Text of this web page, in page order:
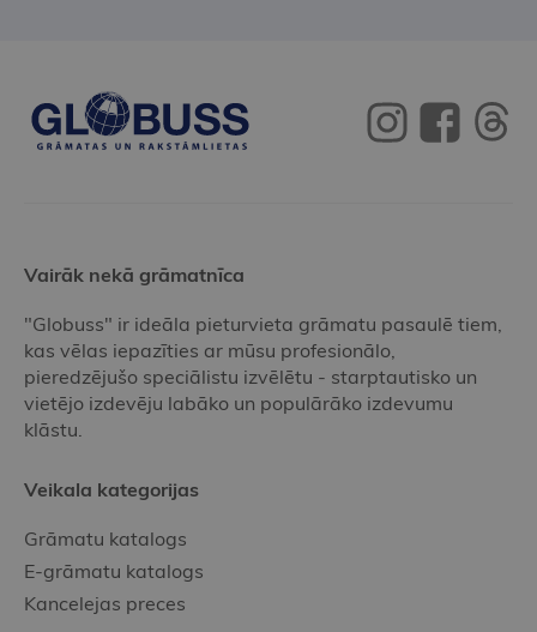
Vairāk nekā grāmatnīca
"Globuss" ir ideāla pieturvieta grāmatu pasaulē tiem,
kas vēlas iepazīties ar mūsu profesionālo,
pieredzējušo speciālistu izvēlētu - starptautisko un
vietējo izdevēju labāko un populārāko izdevumu
klāstu.
Veikala kategorijas
Grāmatu katalogs
E-grāmatu katalogs
Kancelejas preces